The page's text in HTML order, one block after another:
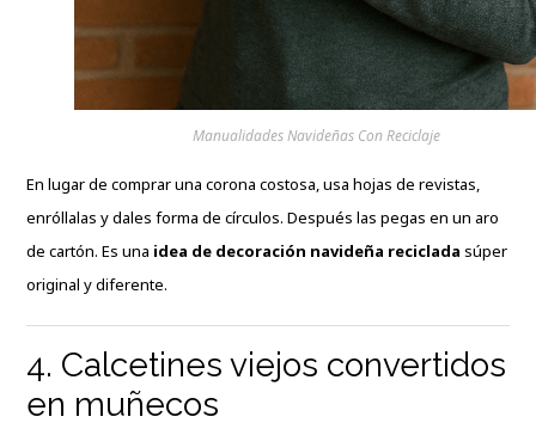
Manualidades Navideñas Con Reciclaje
En lugar de comprar una corona costosa, usa hojas de revistas,
enróllalas y dales forma de círculos. Después las pegas en un aro
de cartón. Es una idea de decoración navideña reciclada súper
original y diferente.
4. Calcetines viejos convertidos
en muñecos